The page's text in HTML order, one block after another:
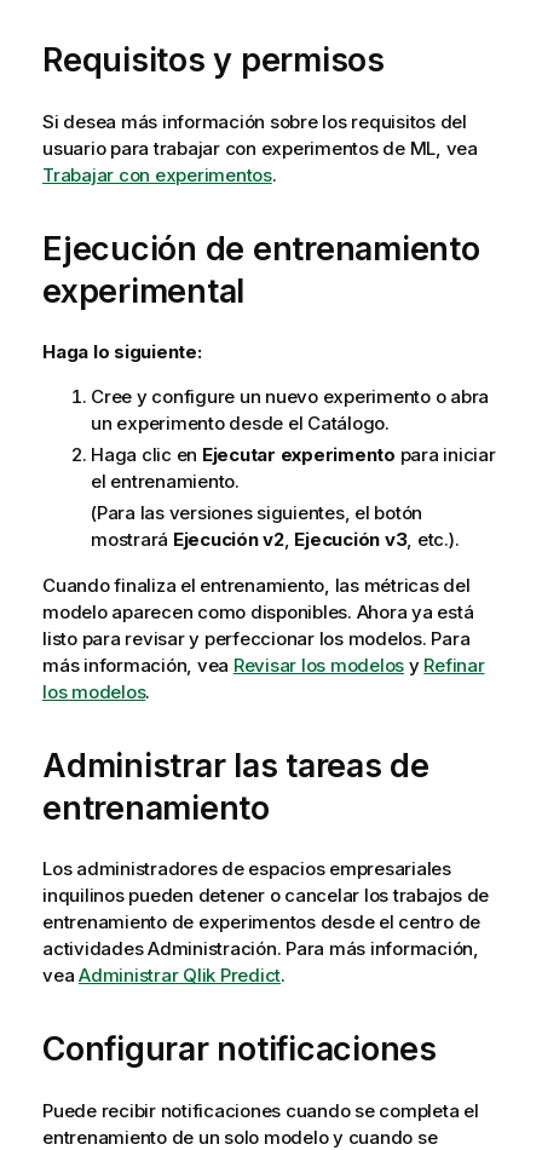
Requisitos y permisos
Si desea más información sobre los requisitos del
usuario para trabajar con experimentos de ML, vea
Trabajar con experimentos.
Ejecución de entrenamiento
experimental
Haga lo siguiente:
Cree y configure un nuevo experimento o abra
un experimento desde el Catálogo.
Haga clic en Ejecutar experimento para iniciar
el entrenamiento.
(Para las versiones siguientes, el botón
mostrará Ejecución v2, Ejecución v3, etc.).
Cuando finaliza el entrenamiento, las métricas del
modelo aparecen como disponibles. Ahora ya está
listo para revisar y perfeccionar los modelos. Para
más información, vea Revisar los modelos y Refinar
los modelos.
Administrar las tareas de
entrenamiento
Los administradores de espacios empresariales
inquilinos pueden detener o cancelar los trabajos de
entrenamiento de experimentos desde el centro de
actividadesAdministración. Para más información,
vea Administrar Qlik Predict.
Configurar notificaciones
Puede recibir notificaciones cuando se completa el
entrenamiento de un solo modelo y cuando se